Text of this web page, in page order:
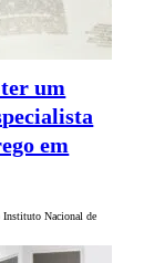
um
em
Instituto Nacional de